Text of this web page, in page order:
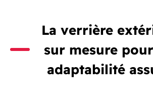
La verrière
sur mesure
adaptabilité